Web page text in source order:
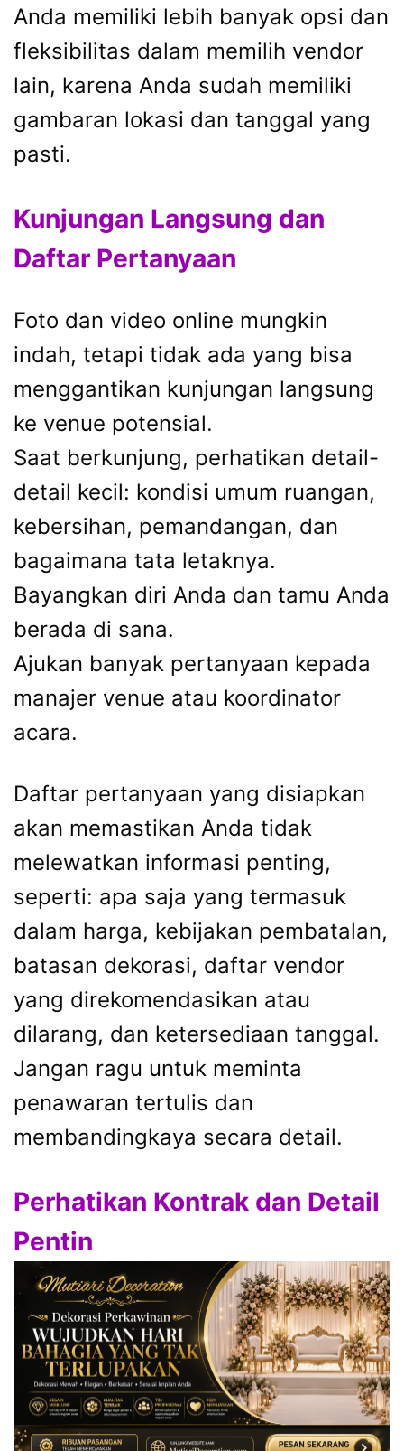
Anda memiliki lebih banyak opsi dan
fleksibilitas dalam memilih vendor
lain, karena Anda sudah memiliki
gambaran lokasi dan tanggal yang
pasti.
Kunjungan Langsung dan
Daftar Pertanyaan
Foto dan video online mungkin
indah, tetapi tidak ada yang bisa
menggantikan kunjungan langsung
ke venue potensial.
Saat berkunjung, perhatikan detail-
detail kecil: kondisi umum ruangan,
kebersihan, pemandangan, dan
bagaimana tata letaknya.
Bayangkan diri Anda dan tamu Anda
berada di sana.
Ajukan banyak pertanyaan kepada
manajer venue atau koordinator
acara.
Daftar pertanyaan yang disiapkan
akan memastikan Anda tidak
melewatkan informasi penting,
seperti: apa saja yang termasuk
dalam harga, kebijakan pembatalan,
batasan dekorasi, daftar vendor
yang direkomendasikan atau
dilarang, dan ketersediaan tanggal.
Jangan ragu untuk meminta
penawaran tertulis dan
membandingkaya secara detail.
Perhatikan Kontrak dan Detail
Pentin